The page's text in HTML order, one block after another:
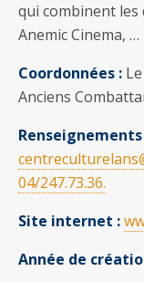
qui combinent les
Anemic Cinema, …
Coordonnées :
Anciens
04/247.73.36.
Site internet :
Année de